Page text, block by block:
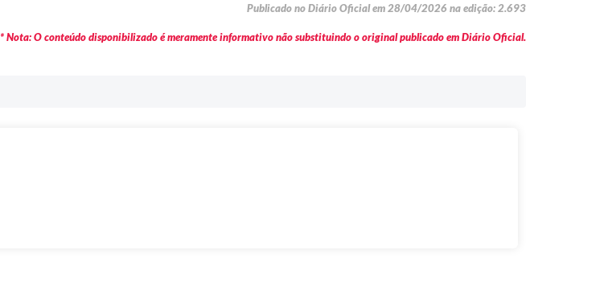
Publicado no Diário Oficial em 28/04/2026 na edição: 2.693
* Nota: O conteúdo disponibilizado é meramente informativo não substituindo o original publicado em Diário Oficial.